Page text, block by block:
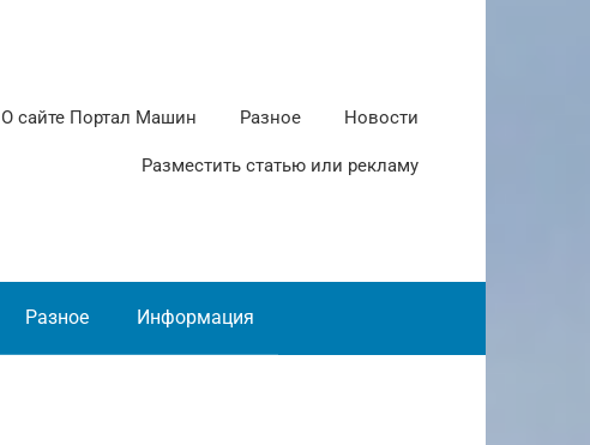
О сайте Портал Машин Разное Новости
Разместить статью или рекламу
Разное Информация